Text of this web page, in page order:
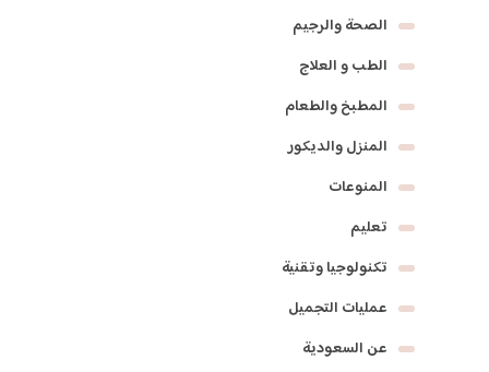
الصحة والرجيم
الطب و العلاج
المطبخ والطعام
المنزل والديكور
المنوعات
تعليم
تكنولوجيا وتقنية
عمليات التجميل
عن السعودية